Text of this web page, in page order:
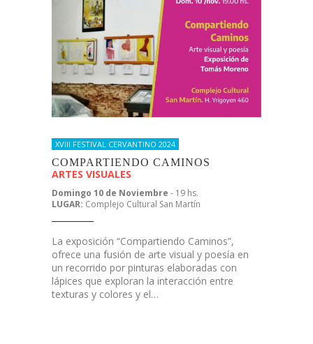
XVIII FESTIVAL CERVANTINO 2024
COMPARTIENDO CAMINOS
ARTES VISUALES
Domingo 10 de Noviembre - 19 hs.
LUGAR: Complejo Cultural San Martín
La exposición “Compartiendo Caminos”,
ofrece una fusión de arte visual y poesía en
un recorrido por pinturas elaboradas con
lápices que exploran la interacción entre
texturas y colores y el…